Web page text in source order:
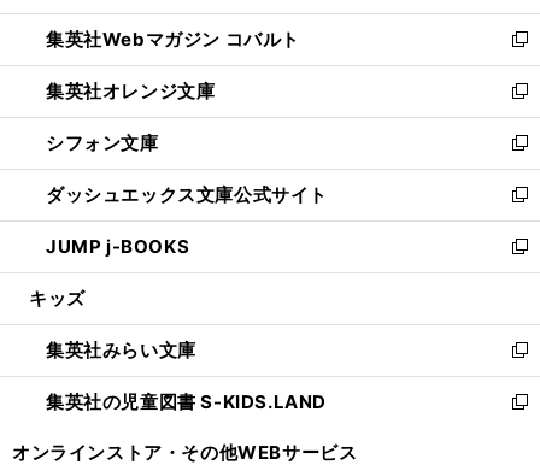
開
く
ウ
で
開
く
ン
ド
ウ
で
開
く
ウ
ィ
ン
ド
ウ
で
開
く
集英社Webマガジン コバルト
新
し
い
ウ
ィ
ン
ド
ウ
で
開
集英社オレンジ文庫
新
し
い
ウ
ィ
ン
ド
ウ
開
く
シフォン文庫
新
し
い
ウ
ィ
ン
ウ
で
開
く
ダッシュエックス文庫公式サイト
新
し
い
ウ
ン
ド
ウ
で
JUMP j-BOOKS
新
し
ウ
ィ
ン
ド
キッズ
集英社みらい文庫
新
し
い
集英社の児童図書 S-KIDS.LAND
新
オンラインストア・ その他WEBサービス